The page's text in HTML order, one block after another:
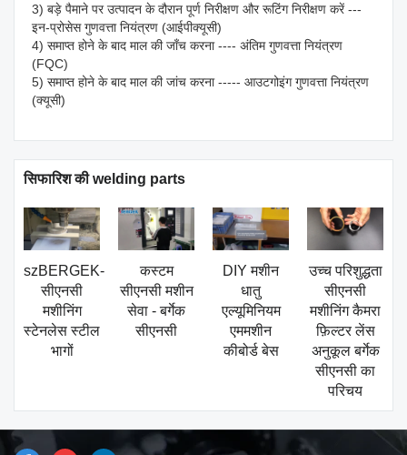
3) बड़े पैमाने पर उत्पादन के दौरान पूर्ण निरीक्षण और रूटिंग निरीक्षण करें ---
इन-प्रोसेस गुणवत्ता नियंत्रण (आईपीक्यूसी)
4) समाप्त होने के बाद माल की जाँच करना ---- अंतिम गुणवत्ता नियंत्रण
(FQC)
5) समाप्त होने के बाद माल की जांच करना ----- आउटगोइंग गुणवत्ता नियंत्रण
(क्यूसी)
सिफारिश की welding parts
szBERGEK-
सीएनसी
मशीनिंग
स्टेनलेस स्टील
भागों
कस्टम
सीएनसी मशीन
सेवा - बर्गेक
सीएनसी
DIY मशीन
धातु
एल्यूमिनियम
एममशीन
कीबोर्ड बेस
उच्च परिशुद्धता
सीएनसी
मशीनिंग कैमरा
फ़िल्टर लेंस
अनुकूल बर्गेक
सीएनसी का
परिचय